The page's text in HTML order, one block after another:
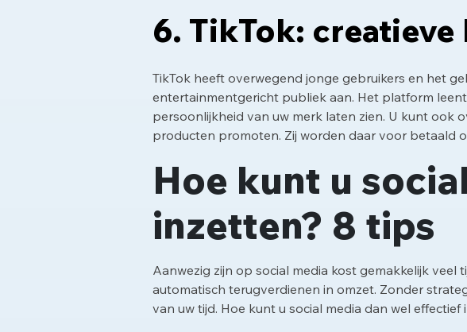
6. TikTok:
TikTok heeft overwegend jonge gebruikers en het
entertainmentgericht publiek aan. Het platform
persoonlijkheid van uw merk laten zien. U kunt ook
producten promoten. Zij worden daar voor betaald
Hoe kunt u
inzetten? 8 tips
Aanwezig zijn op social media kost gemakkelijk veel
automatisch terugverdienen in omzet. Zonder
van uw tijd. Hoe kunt u social media dan wel